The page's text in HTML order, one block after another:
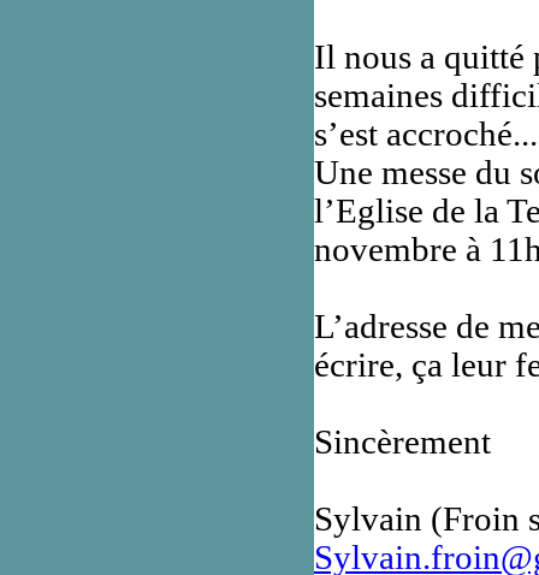
Il nous a quitté
semaines
s’est accroché...
Une messe du
l’Eglise de la
novembre à
L’adresse de
écrire, ça leur
Sincèrement
Sylvain (Froin